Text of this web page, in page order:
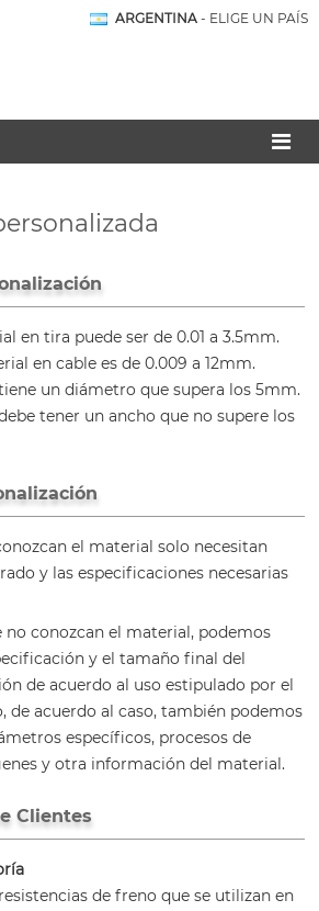
ARGENTINA - ELIGE UN PAÍS
en tira puede ser de 0.01 a 3.5mm.
en cable es de 0.009 a 12mm.
un diámetro que supera los 5mm.
tener un ancho que no supere los
el material solo necesitan
y las especificaciones necesarias
no conozcan el material, podemos
y el tamaño final del
de acuerdo al uso estipulado por el
de acuerdo al caso, también podemos
específicos, procesos de
y otra información del material.
Clientes
de freno que se utilizan en